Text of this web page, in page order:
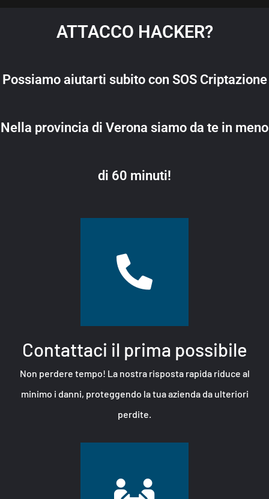
ATTACCO HACKER?
Possiamo aiutarti subito con SOS Criptazione
Nella provincia di Verona siamo da te in meno
di 60 minuti!
Contattaci il prima possibile
Non perdere tempo! La nostra risposta rapida riduce al
minimo i danni, proteggendo la tua azienda da ulteriori
perdite.